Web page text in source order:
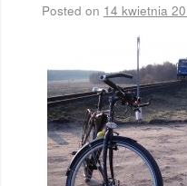
Posted on 14 kwietnia